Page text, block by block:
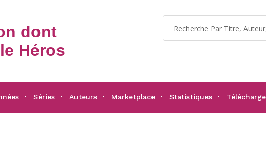
dont
Héros
Séries Auteurs Marketplace Statistiques